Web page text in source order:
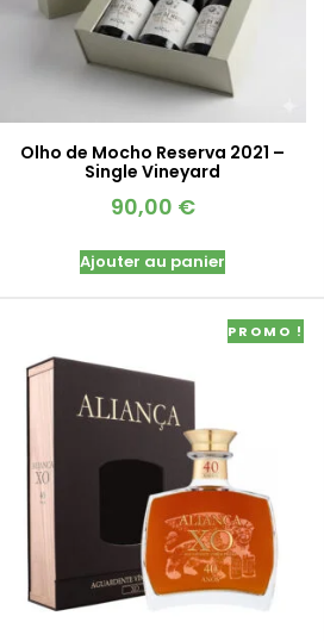
Olho de Mocho Reserva 2021 –
Single Vineyard
90,00 €
Ajouter au panier
PROMO !